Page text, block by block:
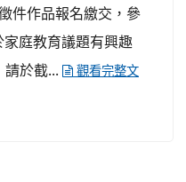
件作品報名繳交，參
庭教育議題有興趣
於截...
觀看完整文